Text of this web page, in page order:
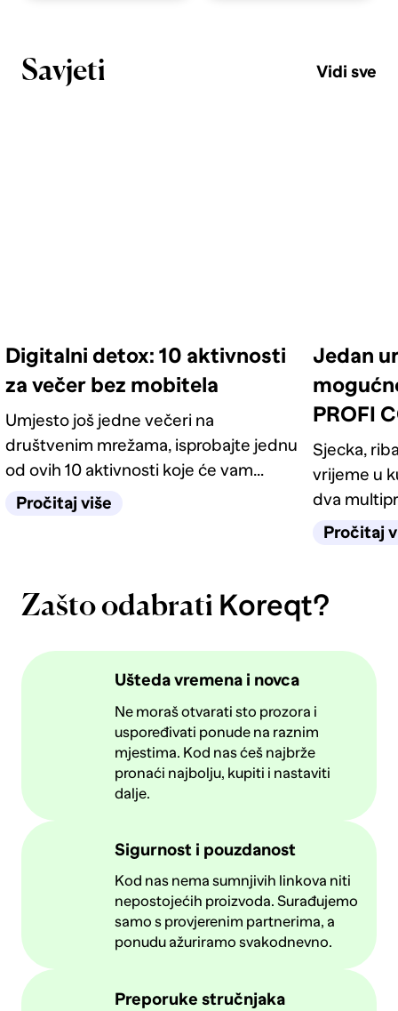
Savjeti Vidi sve
Digitalni detox: 10 aktivnosti
za večer bez mobitela
Umjesto još jedne večeri na
društvenim mrežama, isprobajte jednu
od ovih 10 aktivnosti koje će vam
pomoći da se opustite, zabavite i
Pročitaj više
Jedan
PROFI
Sjecka,
vrijeme u
dva
pronaći
Pročitaj
Zašto odabrati Koreqt?
Ušteda vremena i novca
Ne moraš otvarati sto prozora i
uspoređivati ponude na raznim
mjestima. Kod nas ćeš najbrže
pronaći najbolju, kupiti i nastaviti
dalje.
Sigurnost i pouzdanost
Kod nas nema sumnjivih linkova niti
nepostojećih proizvoda. Surađujemo
samo s provjerenim partnerima, a
ponudu ažuriramo svakodnevno.
Preporuke stručnjaka